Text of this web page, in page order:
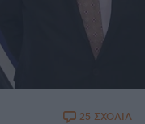
25 ΣΧΟΛΙΑ